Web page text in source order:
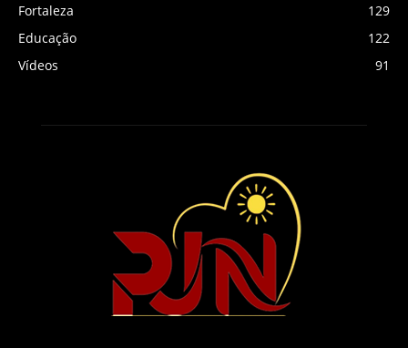
Fortaleza
129
Educação
122
Vídeos
91